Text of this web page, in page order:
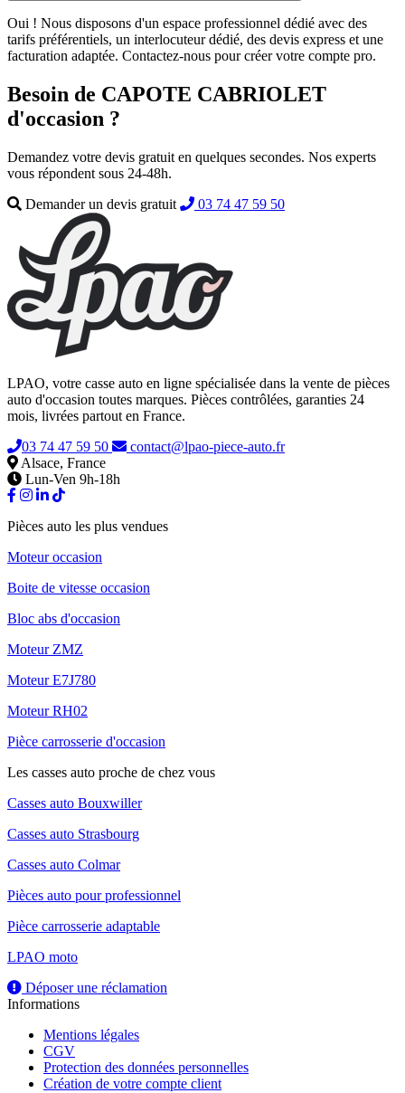
Oui ! Nous disposons d'un espace professionnel dédié avec des
tarifs préférentiels, un interlocuteur dédié, des devis express et une
facturation adaptée. Contactez-nous pour créer votre compte pro.
Besoin de CAPOTE CABRIOLET
d'occasion ?
Demandez votre devis gratuit en quelques secondes. Nos experts
vous répondent sous 24-48h.
Demander un devis gratuit
03 74 47 59 50
LPAO, votre casse auto en ligne spécialisée dans la vente de pièces
auto d'occasion toutes marques. Pièces contrôlées, garanties 24
mois, livrées partout en France.
03 74 47 59 50
contact@lpao-piece-auto.fr
Alsace, France
Lun-Ven 9h-18h
Pièces auto les plus vendues
Moteur occasion
Boite de vitesse occasion
Bloc abs d'occasion
Moteur ZMZ
Moteur E7J780
Moteur RH02
Pièce carrosserie d'occasion
Les casses auto proche de chez vous
Casses auto Bouxwiller
Casses auto Strasbourg
Casses auto Colmar
Pièces auto pour professionnel
Pièce carrosserie adaptable
LPAO moto
Déposer une réclamation
Informations
Mentions légales
CGV
Protection des données personnelles
Création de votre compte client